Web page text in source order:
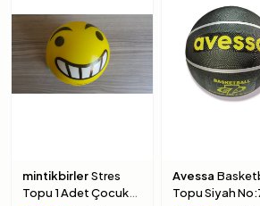
mintikbirlerStres
Topu 1 Adet Çocuk
Avessa
Topu Siyah